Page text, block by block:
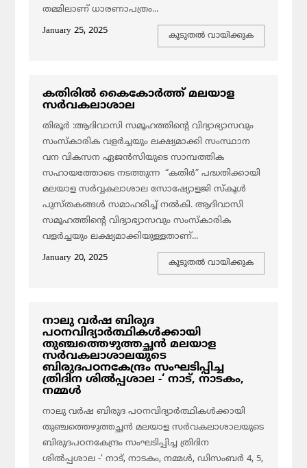
തമ്മിലാണ് ധാരണാപത്രം...
January 25, 2025
കൂടുതല്‍ വായിക്കുക
കതിരിൽ കൈകോർത്ത് മലയാള
സർവകലാശാല
തിരൂർ :ആദിവാസി സമൂഹത്തിന്റെ വിദ്യാഭ്യാസവും
സംസ്കാരിക വളർച്ചയും ലക്ഷ്യമാക്കി സംസ്ഥാന
വന വികസന ഏജൻസിയുടെ സാമ്പത്തിക
സഹായത്തോടെ നടത്തുന്ന “കതിർ” പദ്ധതിക്കായി
മലയാള സർവ്വകലാശാല സോഷ്യോളജി സ്കൂൾ
പുസ്തകങ്ങൾ സമാഹരിച്ച് നൽകി. ആദിവാസി
സമൂഹത്തിൻ്റെ വിദ്യാഭ്യാസവും സംസ്കാരിക
വളർച്ചയും ലക്ഷ്യമാക്കിയുള്ളതാണ്...
January 20, 2025
കൂടുതല്‍ വായിക്കുക
നാലു വർഷ ബിരുദ
പഠനവിദ്യാർത്ഥികൾക്കായി
തുഞ്ചത്തെഴുത്തച്ഛൻ മലയാള
സർവകലാശാലയുടെ
ബിരുദപഠനകേന്ദ്രം സംഘടിപ്പിച്ച
ത്രിദിന ശിൽപ്പശാല -‘ നാട്, നാടകം,
നമ്മൾ
നാലു വർഷ ബിരുദ പഠനവിദ്യാർത്ഥികൾക്കായി
തുഞ്ചത്തെഴുത്തച്ഛൻ മലയാള സർവകലാശാലയുടെ
ബിരുദപഠനകേന്ദ്രം സംഘടിപ്പിച്ച ത്രിദിന
ശിൽപ്പശാല -‘ നാട്, നാടകം, നമ്മൾ, ഡിസംബർ 4, 5,